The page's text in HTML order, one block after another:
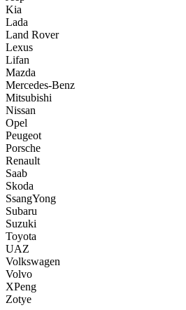
Kia
Lada
Land Rover
Lexus
Lifan
Mazda
Mercedes-Benz
Mitsubishi
Nissan
Opel
Peugeot
Porsche
Renault
Saab
Skoda
SsangYong
Subaru
Suzuki
Toyota
UAZ
Volkswagen
Volvo
XPeng
Zotye